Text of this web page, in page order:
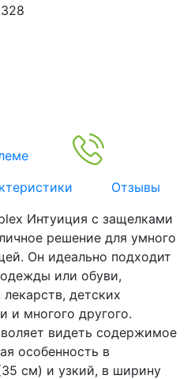
Отзывы
Интуиция с защелками
решение для умного
Он идеально подходит
или обуви,
детских
и многого другого.
видеть содержимое
особенность в
см) и узкий, в ширину